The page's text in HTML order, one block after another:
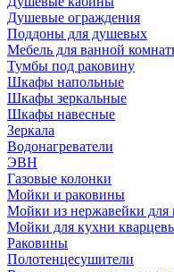
Душевые ограждения
Поддоны для душевых
Мебель для ванной
Тумбы под раковину
Шкафы напольные
Шкафы зеркальные
Шкафы навесные
Зеркала
Водонагреватели
ЭВН
Газовые колонки
Мойки и раковины
Мойки из нержавейки для
Мойки для кухни
Раковины
Полотенцесушители